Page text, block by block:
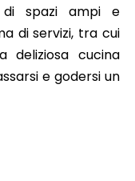
spazi ampi e
di servizi, tra cui
deliziosa cucina
e godersi un